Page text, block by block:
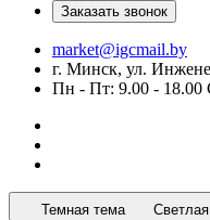
Заказать звонок
market@igcmail.by
г. Минск, ул.
Пн - Пт: 9.00 - 18.00
Темная тема